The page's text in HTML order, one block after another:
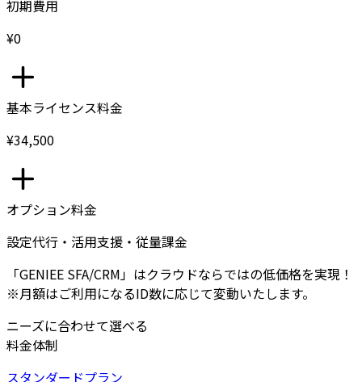
初期費用
¥0
基本ライセンス料金
¥34,500
オプション料金
設定代行・活用支援・従量課金
「GENIEE SFA/CRM」はクラウドならではの低価格を実現！
※月額はご利用になるID数に応じて変動いたします。
ニーズに合わせて選べる
料金体制
スタンダードプラン